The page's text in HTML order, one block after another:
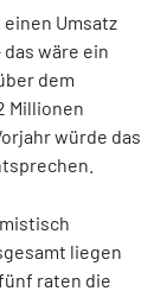
Umsatz
wäre ein
dem
Millionen
würde das
liegen
raten die